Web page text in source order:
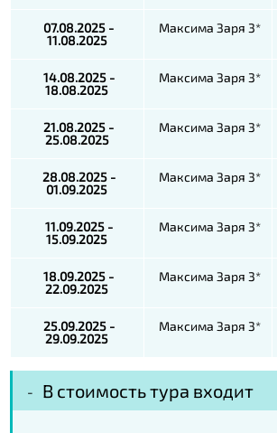
07.08.2025 -
11.08.2025
Максима Заря 3*
14.08.2025 -
18.08.2025
Максима Заря 3*
21.08.2025 -
25.08.2025
Максима Заря 3*
28.08.2025 -
01.09.2025
Максима Заря 3*
11.09.2025 -
15.09.2025
Максима Заря 3*
18.09.2025 -
22.09.2025
Максима Заря 3*
25.09.2025 -
29.09.2025
Максима Заря 3*
В стоимость тура входит